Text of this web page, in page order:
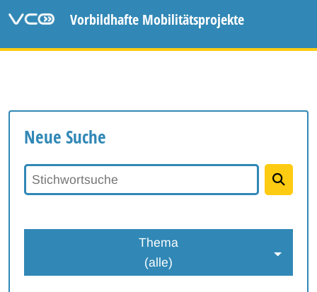
Vorbildhafte Mobilitätsprojekte
Neue Suche
Stichwortsuche
Thema
(alle)